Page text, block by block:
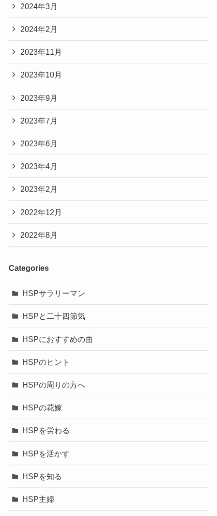
2024年3月
2024年2月
2023年11月
2023年10月
2023年9月
2023年7月
2023年6月
2023年4月
2023年2月
2022年12月
2022年8月
Categories
HSPサラリーマン
HSPと二十四節気
HSPにおすすめの曲
HSPのヒント
HSPの周りの方へ
HSPの花嫁
HSPを労わる
HSPを活かす
HSPを知る
HSP主婦